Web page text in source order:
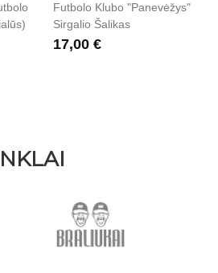
Futbolo Klubo "Panevėžys"
Sirgalio Šalikas
17,00 €